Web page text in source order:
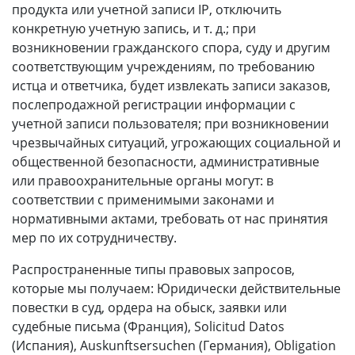
продукта или учетной записи IP, отключить
конкретную учетную запись, и т. д.; при
возникновении гражданского спора, суду и другим
соответствующим учреждениям, по требованию
истца и ответчика, будет извлекать записи заказов,
послепродажной регистрации информации с
учетной записи пользователя; при возникновении
чрезвычайных ситуаций, угрожающих социальной и
общественной безопасности, административные
или правоохранительные органы могут: в
соответствии с применимыми законами и
нормативными актами, требовать от нас принятия
мер по их сотрудничеству.
Распространенные типы правовых запросов,
которые мы получаем: Юридически действительные
повестки в суд, ордера на обыск, заявки или
судебные письма (Франция), Solicitud Datos
(Испания), Auskunftsersuchen (Германия), Obligation